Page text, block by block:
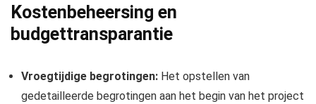
Kostenbeheersing en
budgettransparantie
Vroegtijdige begrotingen: Het opstellen van
gedetailleerde begrotingen aan het begin van het project